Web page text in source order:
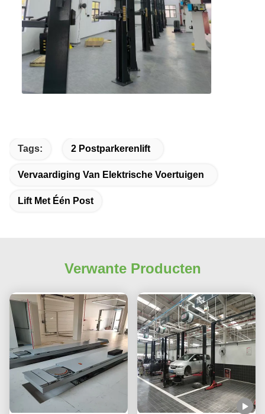
Tags: 2 Postparkerenlift
Vervaardiging Van Elektrische Voertuigen
Lift Met Één Post
Verwante Producten